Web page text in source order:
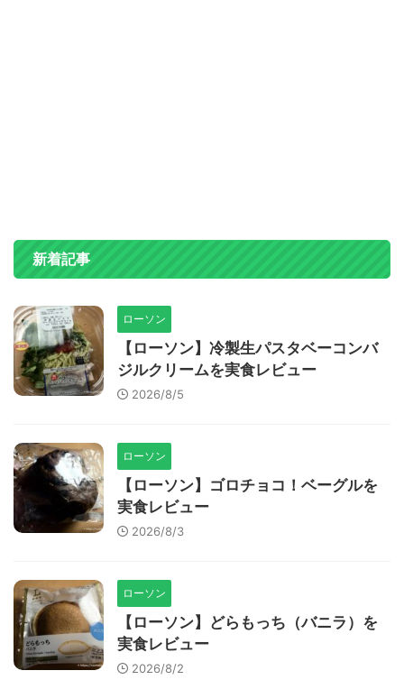
新着記事
ローソン
【ローソン】冷製生パスタベーコンバ
ジルクリームを実食レビュー
2026/8/5
ローソン
【ローソン】ゴロチョコ！ベーグルを
実食レビュー
2026/8/3
ローソン
【ローソン】どらもっち（バニラ）を
実食レビュー
2026/8/2